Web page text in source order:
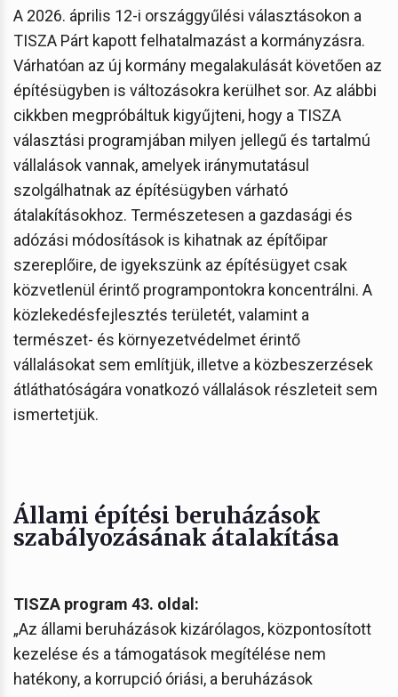
A 2026. április 12-i országgyűlési választásokon a
TISZA Párt kapott felhatalmazást a kormányzásra.
Várhatóan az új kormány megalakulását követően az
építésügyben is változásokra kerülhet sor. Az alábbi
cikkben megpróbáltuk kigyűjteni, hogy a TISZA
választási programjában milyen jellegű és tartalmú
vállalások vannak, amelyek iránymutatásul
szolgálhatnak az építésügyben várható
átalakításokhoz. Természetesen a gazdasági és
adózási módosítások is kihatnak az építőipar
szereplőire, de igyekszünk az építésügyet csak
közvetlenül érintő programpontokra koncentrálni. A
közlekedésfejlesztés területét, valamint a
természet- és környezetvédelmet érintő
vállalásokat sem említjük, illetve a közbeszerzések
átláthatóságára vonatkozó vállalások részleteit sem
ismertetjük.
Állami építési beruházások
szabályozásának átalakítása
TISZA program 43. oldal:
„Az állami beruházások kizárólagos, központosított
kezelése és a támogatások megítélése nem
hatékony, a korrupció óriási, a beruházások